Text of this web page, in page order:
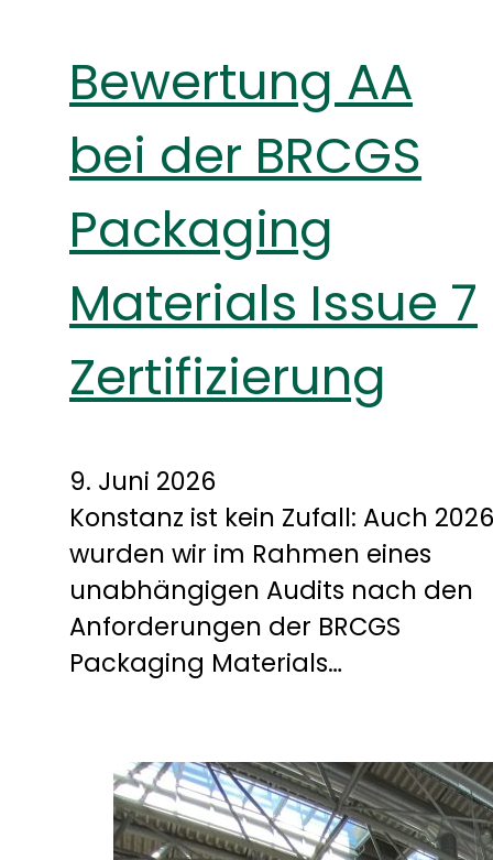
Bewertung AA
bei der BRCGS
Packaging
Materials Issue 7
Zertifizierung
9. Juni 2026
Konstanz ist kein Zufall: Auch 2026
wurden wir im Rahmen eines
unabhängigen Audits nach den
Anforderungen der BRCGS
Packaging Materials…